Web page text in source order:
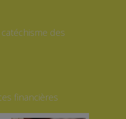
des
financières